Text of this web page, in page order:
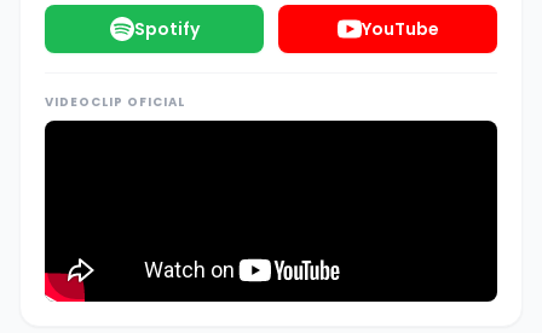
Spotify YouTube
VIDEOCLIP OFICIAL